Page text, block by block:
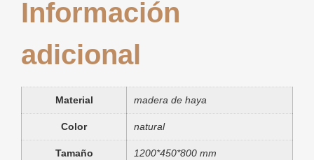
Información
adicional
Material madera de haya
Color natural
Tamaño 1200*450*800 mm